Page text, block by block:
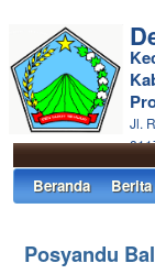
Jl.
Beranda Berita
Posyandu